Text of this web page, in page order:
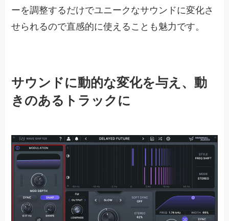
ーを調整するだけでユニークなサウンドに変化さ
せられるので直感的に使えることも魅力です。
サウンドに動的な変化を与え、動
きのあるトラックに